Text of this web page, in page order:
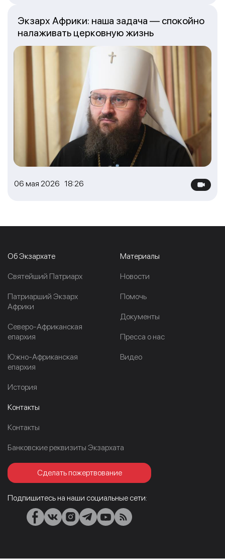
06 мая 2026 18:26
Экзарх Африки: наша задача — спокойно
налаживать церковную жизнь
Об Экзархате
Cвятейший Патриарх
Патриарший Экзарх
Африки
Северо-Африканская
епархия
Южно-Африканская
епархия
История
Материалы
Новости
Помочь
Документы
Пресса о нас
Видео
Контакты
Контакты
Банковские реквизиты Экзархата
Сделать пожертвование
Подпишитесь на наши социальные сети: